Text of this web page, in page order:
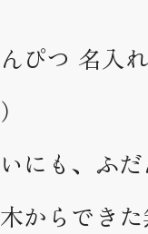
ぴつ 名入
にも、ふ
からでき